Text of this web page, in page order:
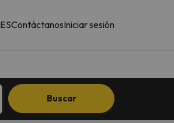
ESContáctanosIniciar sesión
Buscar